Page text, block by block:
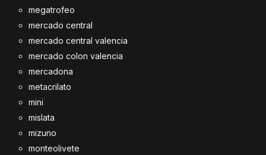
megatrofeo
mercado central
mercado central valencia
mercado colon valencia
mercadona
metacrilato
mini
mislata
mizuno
monteolivete